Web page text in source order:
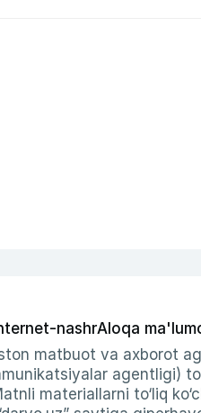
nashrAloqa
matbuot va axborot
agentligi)
materiallarni to‘liq